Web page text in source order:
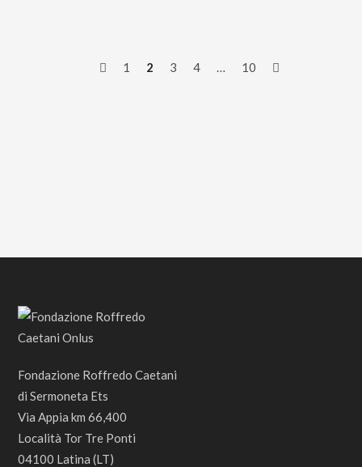
1 2 3 4 … 10
Fondazione Roffredo Caetani
di Sermoneta Ets
Via Appia km 66,400
Località Tor Tre Ponti
04100 Latina (LT)